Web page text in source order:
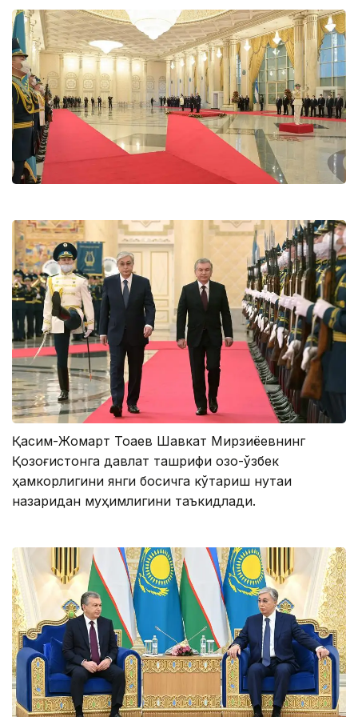
Қасим-Жомарт Тоқаев Шавкат Мирзиёевнинг
Қозоғистонга давлат ташрифи қозоқ-ўзбек
ҳамкорлигини янги босқичга кўтариш нуқтаи
назаридан муҳимлигини таъкидлади.